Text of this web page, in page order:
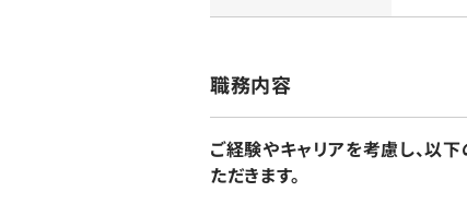
職務内容
ご経験やキャリアを考慮し、以
ただきます。